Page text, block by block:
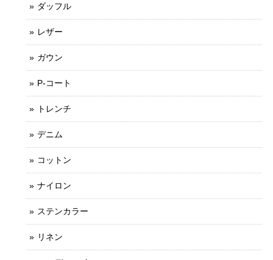
ダッフル
レザー
ガウン
P-コート
トレンチ
デニム
コットン
ナイロン
ステンカラー
リネン